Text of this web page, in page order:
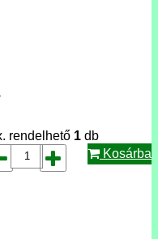
rendelhető 1 db
Kosárba